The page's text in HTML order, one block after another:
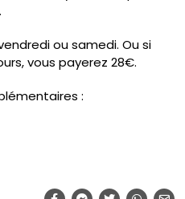
ou samedi. Ou si
vous payerez 28€.
: